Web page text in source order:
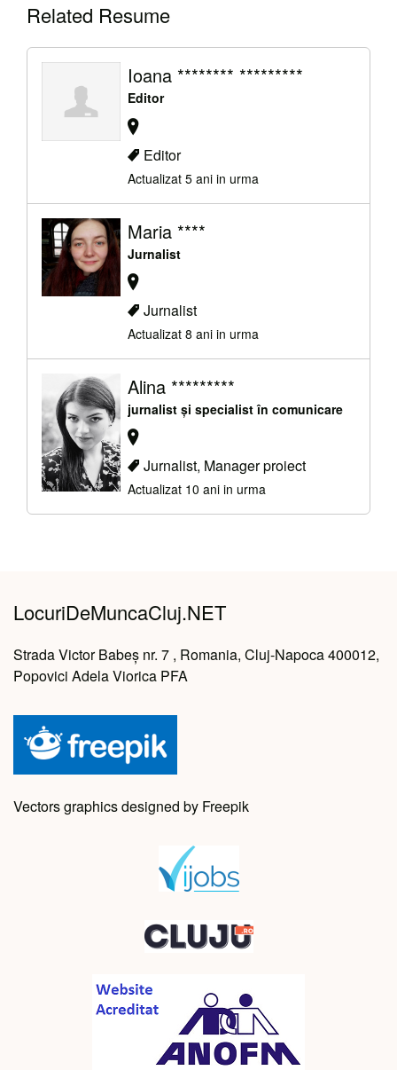
Related Resume
Ioana ******** *********
Editor
Editor
Actualizat 5 ani in urma
Maria ****
Jurnalist
Jurnalist
Actualizat 8 ani in urma
Alina *********
jurnalist și specialist în comunicare
Jurnalist, Manager proiect
Actualizat 10 ani in urma
LocuriDeMuncaCluj.NET
Strada Victor Babeș nr. 7 , Romania, Cluj-Napoca 400012,
Popovici Adela Viorica PFA
Vectors graphics designed by Freepik